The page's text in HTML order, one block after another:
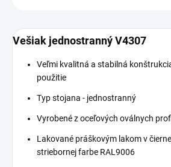
Vešiak jednostranný V4307
Veľmi kvalitná a stabilná
použitie
Typ stojana - jednostranný
Vyrobené z oceľových oválnych
Lakované práškovým lakom v
striebornej farbe RAL9006